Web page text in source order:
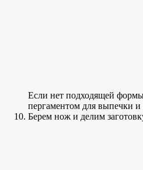
Если нет подходящей
пергаментом для выпечки и
Берем нож и делим